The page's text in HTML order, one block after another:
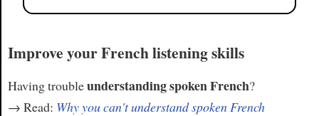
Improve your French listening skills
Having troubleunderstanding spoken French?
→ Read: Why you can't understand spoken French